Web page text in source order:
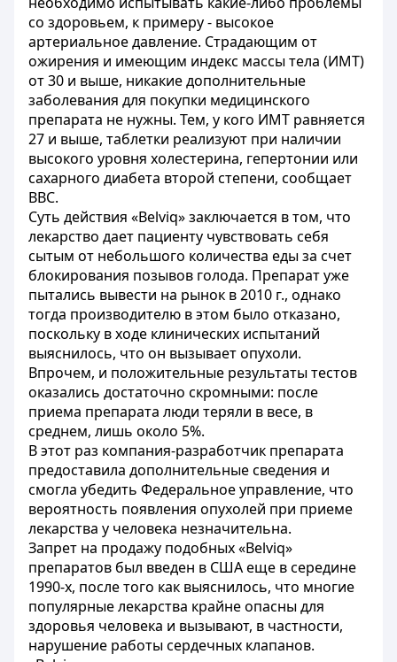
со здоровьем, к примеру - высокое
артериальное давление. Страдающим от
ожирения и имеющим индекс массы тела (ИМТ)
от 30 и выше, никакие дополнительные
заболевания для покупки медицинского
препарата не нужны. Тем, у кого ИМТ равняется
27 и выше, таблетки реализуют при наличии
высокого уровня холестерина, гепертонии или
сахарного диабета второй степени, сообщает
BBC.
Суть действия «Belviq» заключается в том, что
лекарство дает пациенту чувствовать себя
сытым от небольшого количества еды за счет
блокирования позывов голода. Препарат уже
пытались вывести на рынок в 2010 г., однако
тогда производителю в этом было отказано,
поскольку в ходе клинических испытаний
выяснилось, что он вызывает опухоли.
Впрочем, и положительные результаты тестов
оказались достаточно скромными: после
приема препарата люди теряли в весе, в
среднем, лишь около 5%.
В этот раз компания-разработчик препарата
предоставила дополнительные сведения и
смогла убедить Федеральное управление, что
вероятность появления опухолей при приеме
лекарства у человека незначительна.
Запрет на продажу подобных «Belviq»
препаратов был введен в США еще в середине
1990-х, после того как выяснилось, что многие
популярные лекарства крайне опасны для
здоровья человека и вызывают, в частности,
нарушение работы сердечных клапанов.